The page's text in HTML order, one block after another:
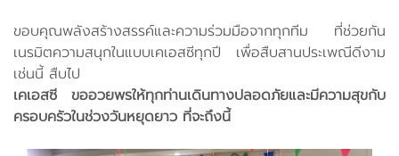
ขอบคุณพลังสร้างสรรค์และความร่วมมือจากทุกทีม ที่ช่วยกัน
เนรมิตความสนุกในแบบเคเอสซีทุกปี เพื่อสืบสานประเพณีดีงาม
เช่นนี้ สืบไป
เคเอสซี ขออวยพรให้ทุกท่านเดินทางปลอดภัยและมีความสุขกับ
ครอบครัวในช่วงวันหยุดยาว ที่จะถึงนี้